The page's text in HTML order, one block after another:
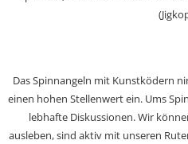
Das Spinnangeln mit Kunstködern
einen hohen Stellenwert ein. Ums
lebhafte Diskussionen. Wir
ausleben, sind aktiv mit unseren